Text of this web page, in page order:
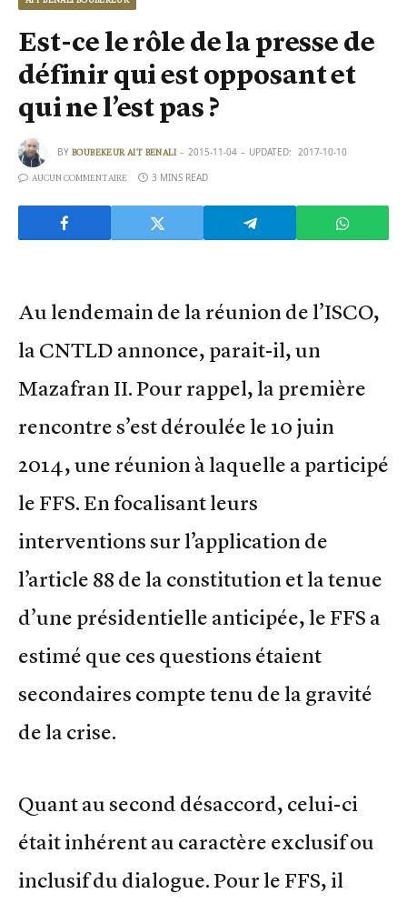
Est-ce le rôle de la presse de
définir qui est opposant et
qui ne l’est pas ?
BY BOUBEKEUR AIT BENALI 2015-11-04 UPDATED: 2017-10-10
AUCUN COMMENTAIRE 3 MINS READ
Au lendemain de la réunion de l’ISCO,
la CNTLD annonce, parait-il, un
Mazafran II. Pour rappel, la première
rencontre s’est déroulée le 10 juin
2014, une réunion à laquelle a participé
le FFS. En focalisant leurs
interventions sur l’application de
l’article 88 de la constitution et la tenue
d’une présidentielle anticipée, le FFS a
estimé que ces questions étaient
secondaires compte tenu de la gravité
de la crise.
Quant au second désaccord, celui-ci
était inhérent au caractère exclusif ou
inclusif du dialogue. Pour le FFS, il